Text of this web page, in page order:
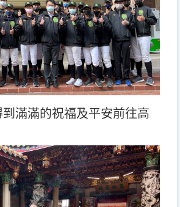
到滿滿的祝福及平安前往高